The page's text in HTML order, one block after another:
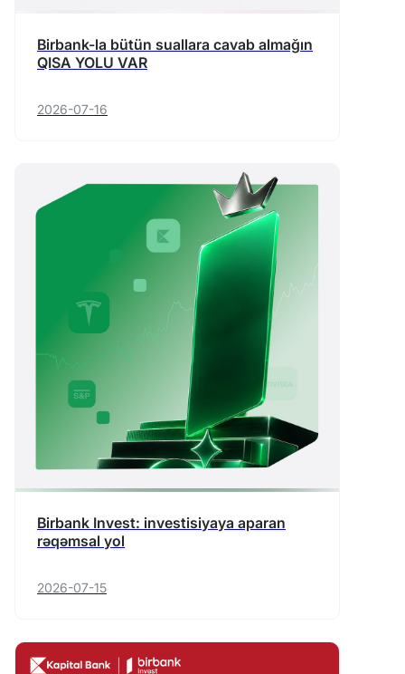
Birbank-la bütün suallara cavab almağın
QISA YOLU VAR
2026-07-16
Birbank Invest: investisiyaya aparan
rəqəmsal yol
2026-07-15